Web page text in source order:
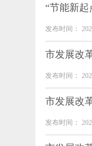
“节能新
发布时间：
市发展改
发布时间：
市发展改
发布时间：